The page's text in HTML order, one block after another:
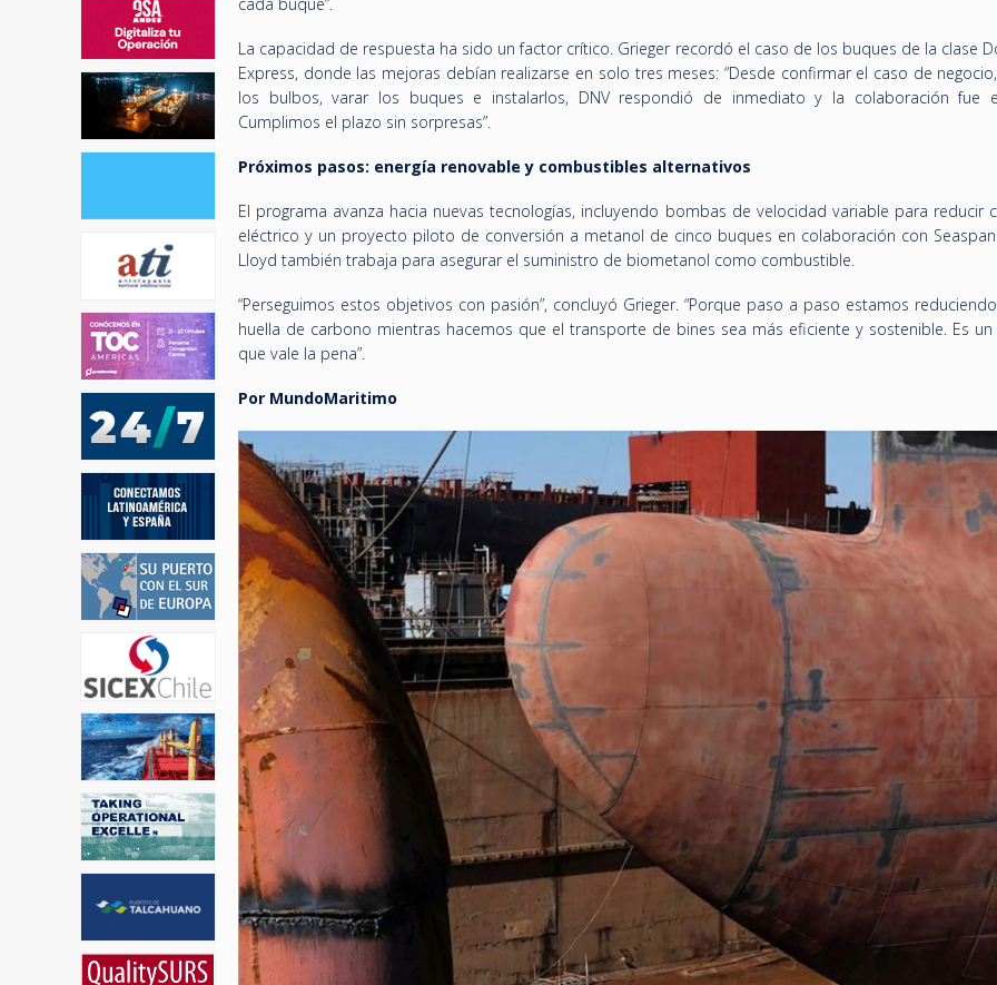
La capacidad de respuesta ha sido un factor crítico. Grieger recordó el caso de los buques de la clase
Express, donde las mejoras debían realizarse en solo tres meses: “Desde confirmar el caso de
los bulbos, varar los buques e instalarlos, DNV respondió de inmediato y la colaboración fue
Cumplimos el plazo sin sorpresas”.
Próximos pasos: energía renovable y combustibles alternativos
El programa avanza hacia nuevas tecnologías, incluyendo bombas de velocidad variable para reducir
eléctrico y un proyecto piloto de conversión a metanol de cinco buques en colaboración con
Lloyd también trabaja para asegurar el suministro de biometanol como combustible.
“Perseguimos estos objetivos con pasión”, concluyó Grieger. “Porque paso a paso estamos
huella de carbono mientras hacemos que el transporte de bines sea más eficiente y sostenible. Es
que vale la pena”.
Por MundoMaritimo